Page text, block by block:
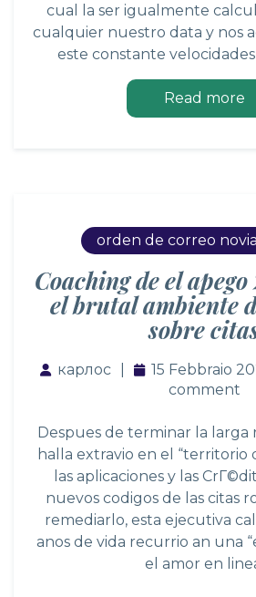
cual la ser igualmente
cualquier nuestro data y nos
este constante velocidades
Read more
orden de correo
Coaching de el
el brutal ambiente
sobre
карлос 15 Febbraio
comment
Despues de terminar la larga
halla extravio en el “territorio
las aplicaciones y las
nuevos codigos de las citas
remediarlo, esta ejecutiva
anos de vida recurrio an una
el amor en